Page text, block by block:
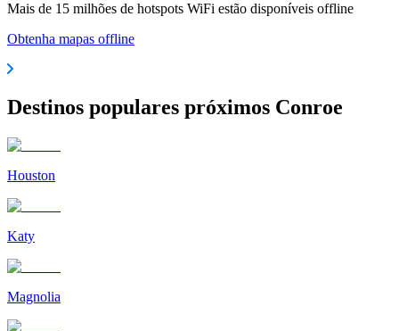
Mais de 15 milhões de hotspots WiFi estão disponíveis offline
Obtenha mapas offline
Destinos populares próximos Conroe
Houston
Katy
Magnolia